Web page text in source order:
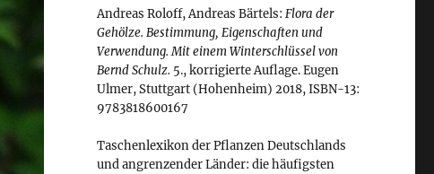
Andreas Roloff, Andreas Bärtels: Flora der
Gehölze. Bestimmung, Eigenschaften und
Verwendung. Mit einem Winterschlüssel von
Bernd Schulz. 5., korrigierte Auflage. Eugen
Ulmer, Stuttgart (Hohenheim) 2018, ISBN-13:
9783818600167
Taschenlexikon der Pflanzen Deutschlands
und angrenzender Länder: die häufigsten